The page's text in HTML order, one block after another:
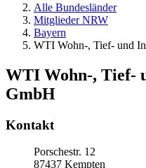
Alle Bundesländer
Mitglieder NRW
Bayern
WTI Wohn-, Tief- und
WTI Wohn-, Tief-
GmbH
Kontakt
Porschestr. 12
87437 Kempten